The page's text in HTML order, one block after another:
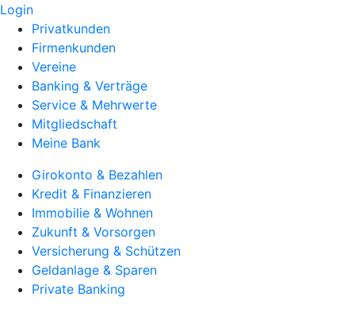
Login
Privatkunden
Firmenkunden
Vereine
Banking & Verträge
Service & Mehrwerte
Mitgliedschaft
Meine Bank
Girokonto & Bezahlen
Kredit & Finanzieren
Immobilie & Wohnen
Zukunft & Vorsorgen
Versicherung & Schützen
Geldanlage & Sparen
Private Banking